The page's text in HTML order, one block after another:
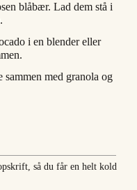
blåbær. Lad dem stå i
i en blender eller
sammen med granola og
så du får en helt kold